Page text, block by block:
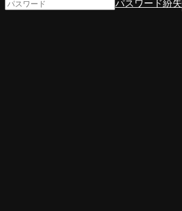
パスワード紛失